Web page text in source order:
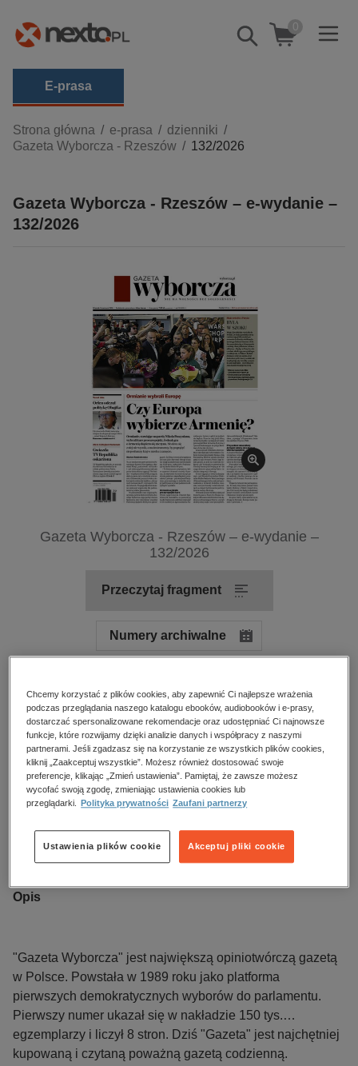
Pokaż/schowaj
wyszukiwarkę
0
E-prasa
Kategorie
Zobacz wszystkie E-prasa
biznesowe, branżowe, gospodarka
hobby, sport, rozrywka
komputery, internet, technologie, informatyka
kobiece, lifestyle, kultura
polityka, społeczno-informacyjne
psychologiczne
popularno-naukowe
religie
Strona główna e-prasa
dzienniki
Gazeta Wyborcza - Rzeszów
132/2026
Gazeta Wyborcza - Rzeszów – e-wydanie –
132/2026
Przeczytaj fragment
Gazeta Wyborcza - Rzeszów – e-wydanie –
132/2026
Numery archiwalne
Numer:132/2026
Data dostępności:09.06.2026
Data wydania:09.06.2026
Wydawca:Agora
ISBN:0860908XRZE
Kupując otrzymujesz format: PDF Dostęp online PDF
Opis
"Gazeta Wyborcza" jest największą opiniotwórczą gazetą
w Polsce. Powstała w 1989 roku jako platforma
pierwszych demokratycznych wyborów do parlamentu.
Pierwszy numer ukazał się w nakładzie 150 tys.
egzemplarzy i liczył 8 stron. Dziś "Gazeta" jest najchętniej
kupowaną i czytaną poważną gazetą codzienną.
Chcemy korzystać z plików cookies, aby zapewnić Ci najlepsze wrażenia
podczas przeglądania naszego katalogu ebooków, audiobooków i e-prasy,
dostarczać spersonalizowane rekomendacje oraz udostępniać Ci najnowsze
funkcje, które rozwijamy dzięki analizie danych i współpracy z naszymi
partnerami. Jeśli zgadzasz się na korzystanie ze wszystkich plików cookies,
kliknij „Zaakceptuj wszystkie”. Możesz również dostosować swoje
preferencje, klikając „Zmień ustawienia”. Pamiętaj, że zawsze możesz
wycofać swoją zgodę, zmieniając ustawienia cookies lub
przeglądarki.
Polityka prywatności Zaufani partnerzy
Akceptuj pliki cookie
Ustawienia plików cookie